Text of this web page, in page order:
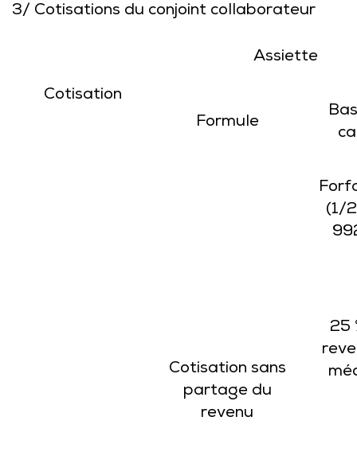
3/ Cotisations du conjoint collaborateur
Cotisation
Assiette
Formule
Cotisation sans
partage du
revenu
(1/
25